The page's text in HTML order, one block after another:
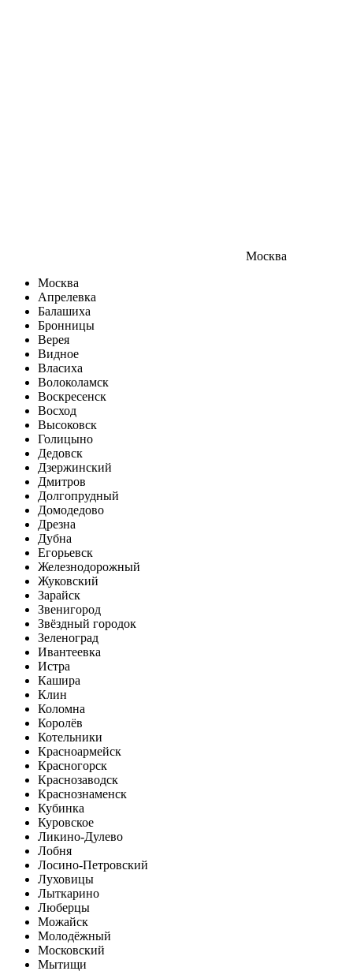
Москва
Москва
Апрелевка
Балашиха
Бронницы
Верея
Видное
Власиха
Волоколамск
Воскресенск
Восход
Высоковск
Голицыно
Дедовск
Дзержинский
Дмитров
Долгопрудный
Домодедово
Дрезна
Дубна
Егорьевск
Железнодорожный
Жуковский
Зарайск
Звенигород
Звёздный городок
Зеленоград
Ивантеевка
Истра
Кашира
Клин
Коломна
Королёв
Котельники
Красноармейск
Красногорск
Краснозаводск
Краснознаменск
Кубинка
Куровское
Ликино-Дулево
Лобня
Лосино-Петровский
Луховицы
Лыткарино
Люберцы
Можайск
Молодёжный
Московский
Мытищи